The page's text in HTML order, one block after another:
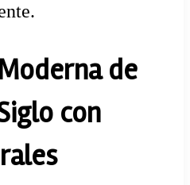
de
con